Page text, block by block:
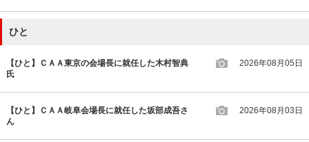
ひと
【ひと】ＣＡＡ東京の会場長に就任した木村智典
氏
2026年08月05日
【ひと】ＣＡＡ岐阜会場長に就任した坂部成吾さ
ん
2026年08月03日